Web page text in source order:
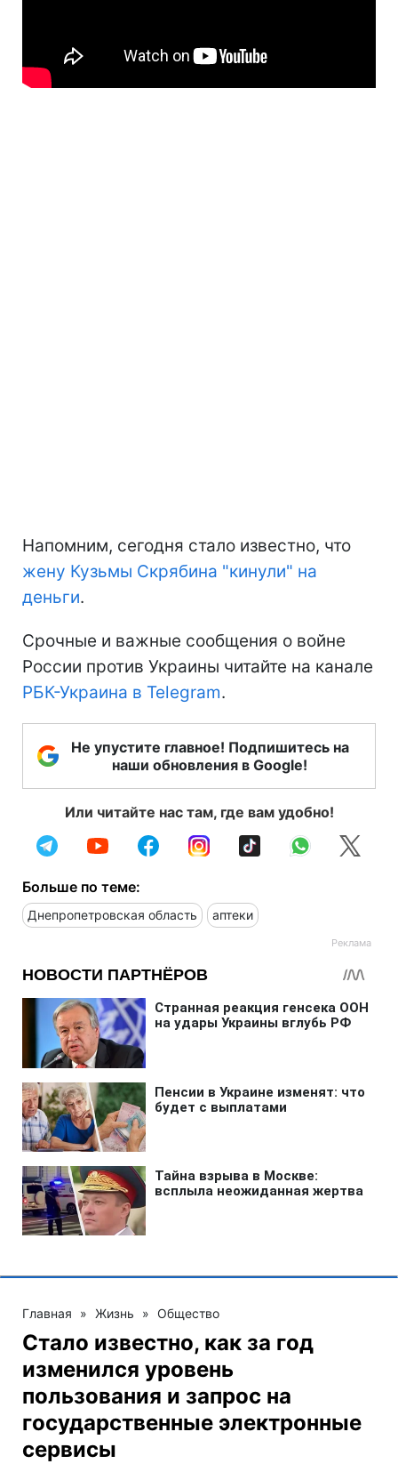
Напомним, сегодня стало известно, что
жену Кузьмы Скрябина "кинули" на
деньги.
Срочные и важные сообщения о войне
России против Украины читайте на канале
РБК-Украина в Telegram.
Не упустите главное! Подпишитесь на
наши обновления в Google!
Или читайте нас там, где вам удобно!
Больше по теме:
Днепропетровская область аптеки
Главная » Жизнь » Общество
Стало известно, как за год
изменился уровень
пользования и запрос на
государственные электронные
сервисы